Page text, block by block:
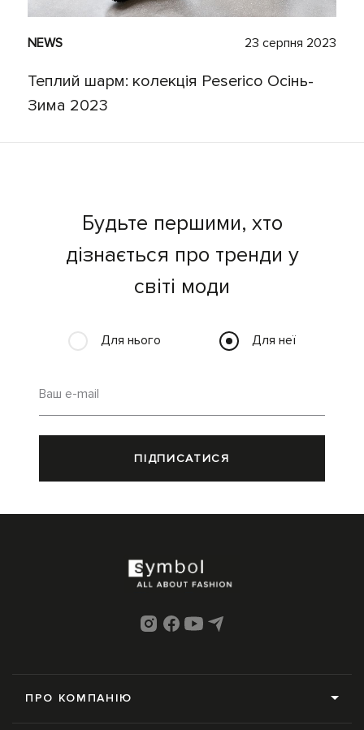
NEWS 23 серпня 2023
Теплий шарм: колекція Peserico Осінь-
Зима 2023
Будьте першими, хто
дізнається про тренди у
світі моди
Для нього Для неї
Ваш e-mail
ПІДПИСАТИСЯ
ПРО КОМПАНІЮ